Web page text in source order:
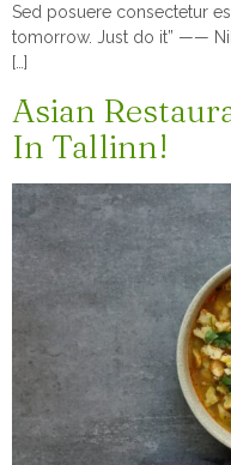
Sed posuere consectetur
tomorrow. Just do it” ——
[…]
Asian
In Tallinn!